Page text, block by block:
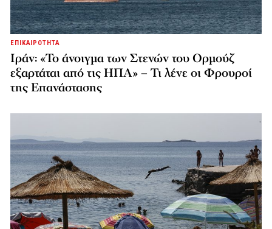
ΕΠΙΚΑΙΡΟΤΗΤΑ
Ιράν: «Το άνοιγμα των Στενών του Ορμούζ
εξαρτάται από τις ΗΠΑ» – Τι λένε οι Φρουροί
της Επανάστασης